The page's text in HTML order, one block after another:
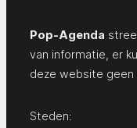
Pop-Agenda
van informatie, er
deze website geen
Steden: